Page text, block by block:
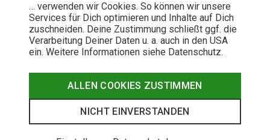
… verwenden wir Cookies. So können wir unsere
Services für Dich optimieren und Inhalte auf Dich
zuschneiden. Deine Zustimmung schließt ggf. die
Verarbeitung Deiner Daten u. a. auch in den USA
ein. Weitere Informationen siehe Datenschutz.
ALLEN COOKIES ZUSTIMMEN
NICHT EINVERSTANDEN
© 2026 Bergzeit GmbH © Bergsport, Outdoor & Trekking Shop